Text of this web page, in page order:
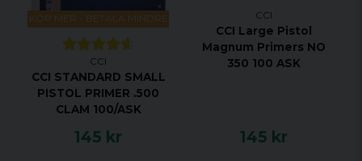
KÖP MER - BETALA MINDRE
CCI
CCI STANDARD SMALL
PISTOL PRIMER .500
CLAM 100/ASK
145 kr
CCI
CCI Large Pistol
Magnum Primers NO
350 100 ASK
145 kr